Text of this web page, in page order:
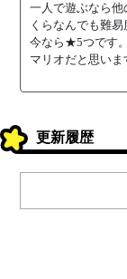
一人で遊ぶなら
くらなんでも難
今なら★5つです
マリオだと思いま
更新履歴